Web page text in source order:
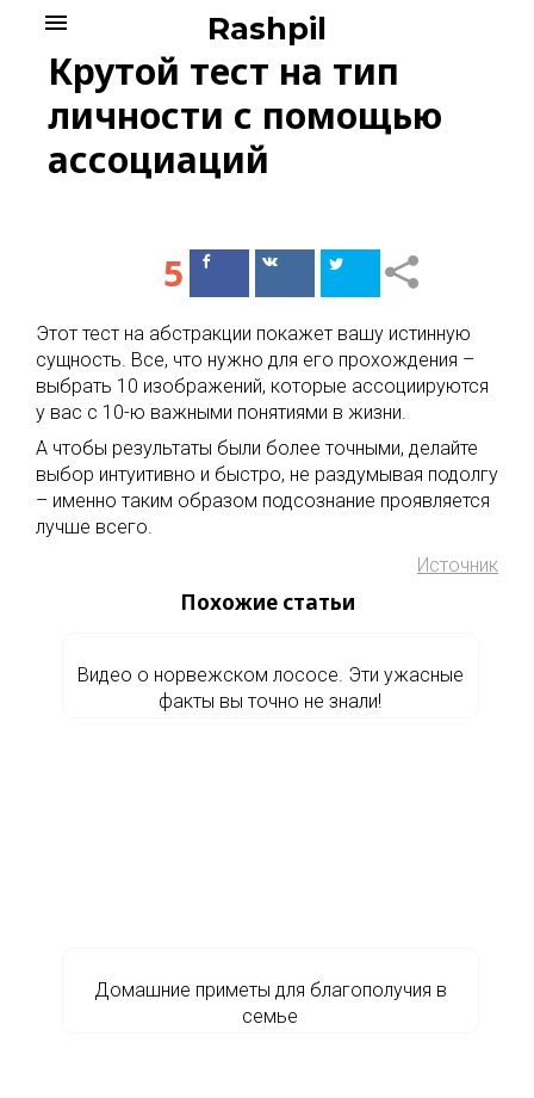
content
Rashpil
menu
Крутой тест на тип
личности с помощью
ассоциаций
5
ПоделитьсяПоделиться
Этот тест на абстракции покажет вашу истинную
сущность. Все, что нужно для его прохождения –
выбрать 10 изображений, которые ассоциируются
у вас с 10-ю важными понятиями в жизни.
А чтобы результаты были более точными, делайте
выбор интуитивно и быстро, не раздумывая подолгу
– именно таким образом подсознание проявляется
лучше всего.
Источник
Похожие статьи
Видео о норвежском лососе. Эти ужасные
факты вы точно не знали!
Домашние приметы для благополучия в
семье